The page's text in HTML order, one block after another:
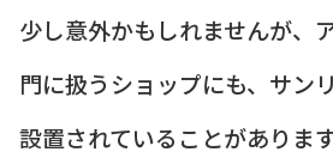
少し意外かもしれませんが、
門に扱うショップにも、サン
設置されていることがあります